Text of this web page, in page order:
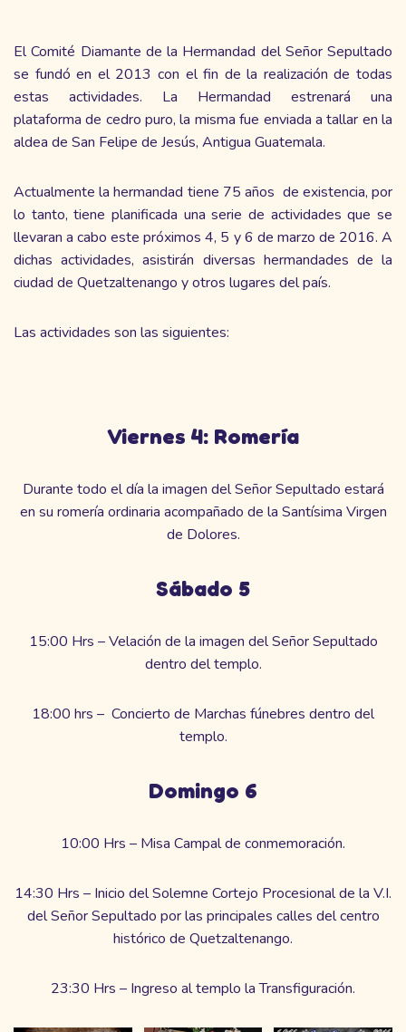
El Comité Diamante de la Hermandad del Señor Sepultado
se fundó en el 2013 con el fin de la realización de todas
estas actividades. La Hermandad estrenará una
plataforma de cedro puro, la misma fue enviada a tallar en la
aldea de San Felipe de Jesús, Antigua Guatemala.
Actualmente la hermandad tiene 75 años de existencia, por
lo tanto, tiene planificada una serie de actividades que se
llevaran a cabo este próximos 4, 5 y 6 de marzo de 2016. A
dichas actividades, asistirán diversas hermandades de la
ciudad de Quetzaltenango y otros lugares del país.
Las actividades son las siguientes:
Viernes 4: Romería
Durante todo el día la imagen del Señor Sepultado estará
en su romería ordinaria acompañado de la Santísima Virgen
de Dolores.
Sábado 5
15:00 Hrs – Velación de la imagen del Señor Sepultado
dentro del templo.
18:00 hrs – Concierto de Marchas fúnebres dentro del
templo.
Domingo 6
10:00 Hrs – Misa Campal de conmemoración.
14:30 Hrs – Inicio del Solemne Cortejo Procesional de la V.I.
del Señor Sepultado por las principales calles del centro
histórico de Quetzaltenango.
23:30 Hrs – Ingreso al templo la Transfiguración.